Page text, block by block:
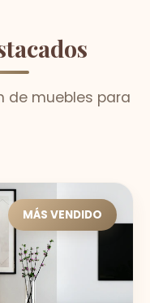
de muebles para
MÁS VENDIDO